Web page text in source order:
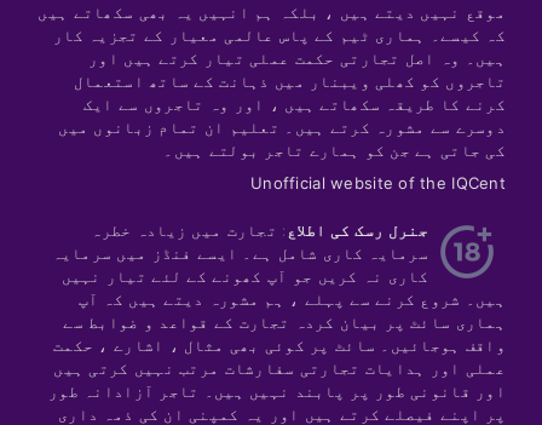
موقع نہیں دیتے ہیں ، بلکہ ہم انہیں یہ بھی سکھاتے ہیں
کہ کیسے۔ ہماری ٹیم کے پاس عالمی معیار کے تجزیہ کار
ہیں۔ وہ اصل تجارتی حکمت عملی تیار کرتے ہیں اور
تاجروں کو کھلی ویبنار میں ذہانت کے ساتھ استعمال
کرنے کا طریقہ سکھاتے ہیں ، اور وہ تاجروں سے ایک
دوسرے سے مشورہ کرتے ہیں۔ تعلیم ان تمام زبانوں میں
کی جاتی ہے جن کو ہمارے تاجر بولتے ہیں۔
Unofficial website of the IQCent
جنرل رسک کی اطلاع : تجارت میں زیادہ خطرہ
سرمایہ کاری شامل ہے۔ ایسے فنڈز میں سرمایہ
کاری نہ کریں جو آپ کھونے کے لئے تیار نہیں
ہیں۔ شروع کرنے سے پہلے ، ہم مشورہ دیتے ہیں کہ آپ
ہماری سائٹ پر بیان کردہ تجارت کے قواعد و ضوابط سے
واقف ہوجائیں۔ سائٹ پر کوئی بھی مثال ، اشارے ، حکمت
عملی اور ہدایات تجارتی سفارشات مرتب نہیں کرتی ہیں
اور قانونی طور پر پابند نہیں ہیں۔ تاجر آزادانہ طور
پر اپنے فیصلے کرتے ہیں اور یہ کمپنی ان کی ذمہ داری